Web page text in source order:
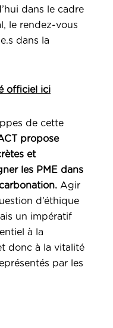
dans le cadre
le rendez-vous
dans la
officiel ici
de cette
propose
et
les PME dans
Agir
d’éthique
un impératif
à la
donc à la vitalité
par les